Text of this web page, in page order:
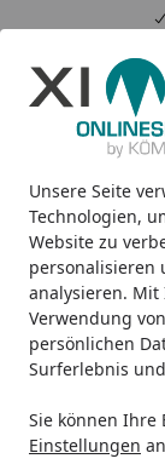
Unsere Seite
Technologien,
Website zu
personalisieren
analysieren.
Verwendung
persönlichen
Surferlebnis
Sie können
Einstellungen
Alle Produkte
Mein Konto
Suchen
Startseite
Wie kann ich
Wie kann
Sie können
abbestellen.